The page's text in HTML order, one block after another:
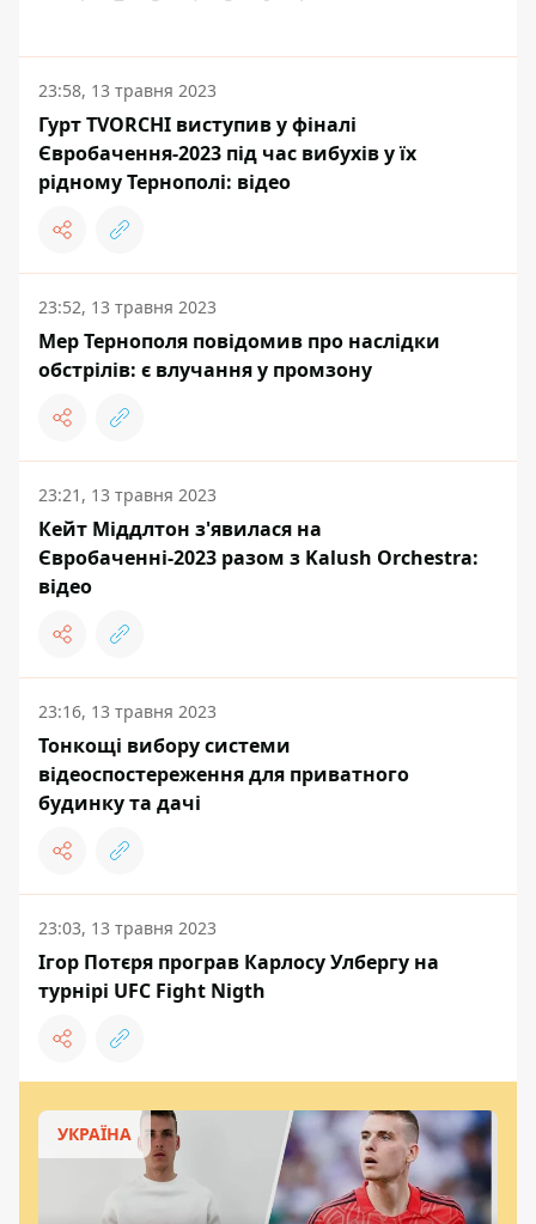
23:58, 13 травня 2023
Гурт TVORCHI виступив у фіналі
Євробачення-2023 під час вибухів у їх
рідному Тернополі: відео
23:52, 13 травня 2023
Мер Тернополя повідомив про наслідки
обстрілів: є влучання у промзону
23:21, 13 травня 2023
Кейт Міддлтон з'явилася на
Євробаченні-2023 разом з Kalush Orchestra:
відео
23:16, 13 травня 2023
Тонкощі вибору системи
відеоспостереження для приватного
будинку та дачі
23:03, 13 травня 2023
Ігор Потєря програв Карлосу Улбергу на
турнірі UFC Fight Nigth
УКРАЇНА